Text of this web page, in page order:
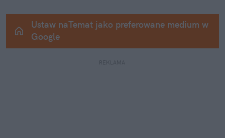
Ustaw naTemat jako preferowane medium w
Google
REKLAMA